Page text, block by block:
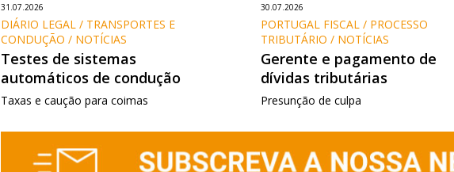
31.07.2026
DIÁRIO LEGAL / TRANSPORTES E
CONDUÇÃO / NOTÍCIAS
Testes de sistemas
automáticos de condução
Taxas e caução para coimas
30.07.2026
PORTUGAL FISCAL / PROCESSO
TRIBUTÁRIO / NOTÍCIAS
Gerente e pagamento de
dívidas tributárias
Presunção de culpa